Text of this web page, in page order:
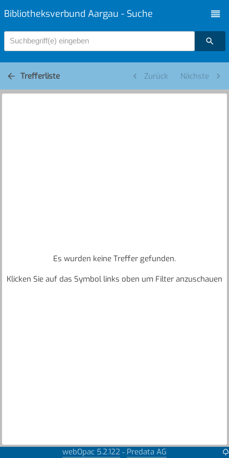
Bibliotheksverbund Aargau - Suche
Suchbegriff(e) eingeben
Trefferliste Zurück Nächste
Es wurden keine Treffer gefunden.
Klicken Sie auf das Symbol links oben um Filter anzuschauen
webOpac 5.2.122 - Predata AG